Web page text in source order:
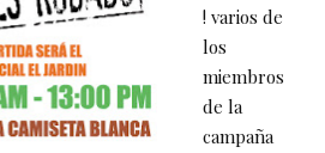
! varios de
los
miembros
de la
campaña